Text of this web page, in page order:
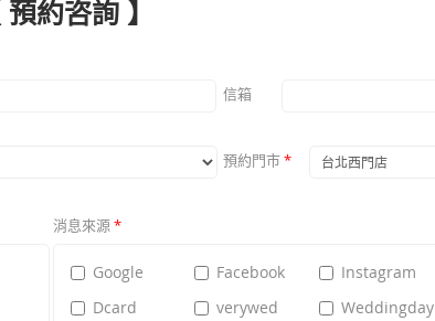
預約咨詢 】
信箱
預約門市*
消息來源*
Google Facebook Instagram
Dcard
verywed Weddingday